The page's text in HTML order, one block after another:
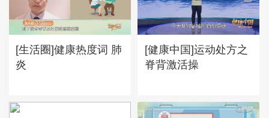
[生活圈]健康热度词 肺
炎
[健康中国]运动处方之
脊背激活操